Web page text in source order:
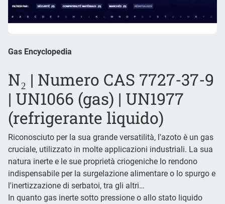
Gas Encyclopedia
N₂ | Numero CAS 7727-37-9
| UN1066 (gas) | UN1977
(refrigerante liquido)
Riconosciuto per la sua grande versatilità, l'azoto è un gas
cruciale, utilizzato in molte applicazioni industriali. La sua
natura inerte e le sue proprietà criogeniche lo rendono
indispensabile per la surgelazione alimentare o lo spurgo e
l'inertizzazione di serbatoi, tra gli altri…
In quanto gas inerte sotto pressione o allo stato liquido